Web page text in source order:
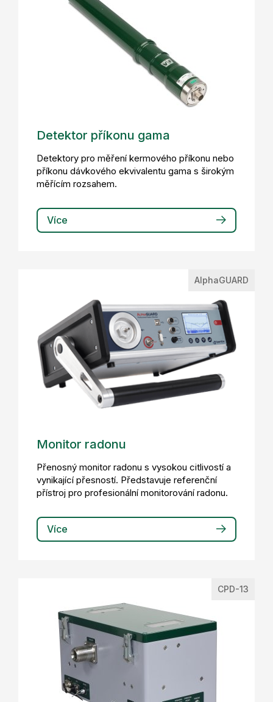
Detektor příkonu gama
Detektory pro měření kermového příkonu nebo
příkonu dávkového ekvivalentu gama s širokým
měřícím rozsahem.
Více
AlphaGUARD
Monitor radonu
Přenosný monitor radonu s vysokou citlivostí a
vynikající přesností. Představuje referenční
přístroj pro profesionální monitorování radonu.
Více
CPD-13